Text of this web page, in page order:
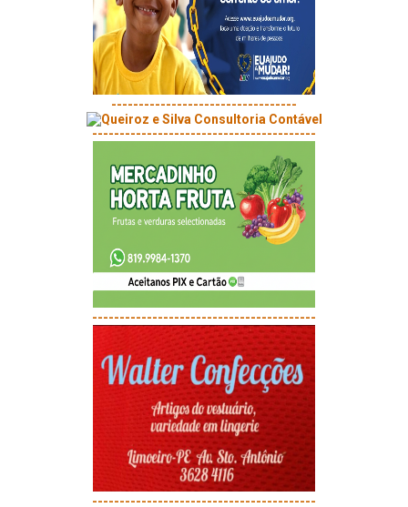
----------------------------------
-----------------------------------------
-----------------------------------------
-----------------------------------------